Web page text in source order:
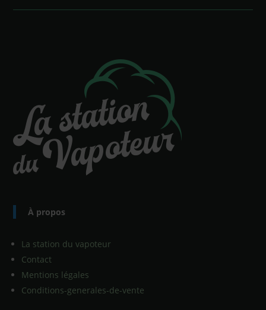
À propos
La station du vapoteur
Contact
Mentions légales
Conditions-generales-de-vente